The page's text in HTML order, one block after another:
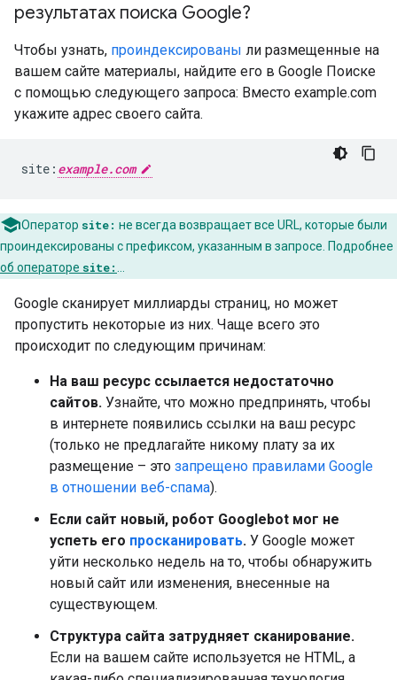
результатах поиска Google?
Чтобы узнать, проиндексированы ли размещенные на
вашем сайте материалы, найдите его в Google Поиске
с помощью следующего запроса: Вместо example.com
укажите адрес своего сайта.
site: example.com
Оператор site: не всегда возвращает все URL, которые были
проиндексированы с префиксом, указанным в запросе. Подробнее
об операторе site:
Google сканирует миллиарды страниц, но может
пропустить некоторые из них. Чаще всего это
происходит по следующим причинам:
На ваш ресурс ссылается недостаточно
сайтов. Узнайте, что можно предпринять, чтобы
в интернете появились ссылки на ваш ресурс
(только не предлагайте никому плату за их
размещение – это запрещено правилами Google
в отношении веб-спама).
Если сайт новый, робот Googlebot мог не
успеть его просканировать. У Google может
уйти несколько недель на то, чтобы обнаружить
новый сайт или изменения, внесенные на
существующем.
Структура сайта затрудняет сканирование.
Если на вашем сайте используется не HTML, а